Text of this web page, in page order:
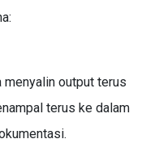
menyalin output terus
terus ke dalam